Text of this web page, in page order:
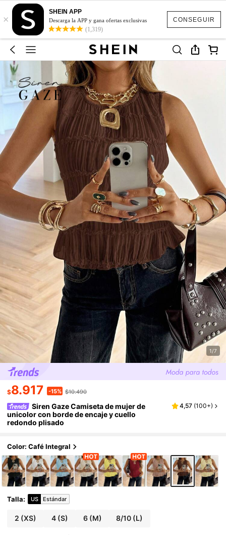
CONSEGUIR
×
SHEIN APP
Descarga la APP y gana ofertas exclusivas
(1,319)
1/7
$8.917 -15% $10.490
Siren Gaze Camiseta de mujer de
unicolor con borde de encaje y cuello
redondo plisado
4,57 (100+)
Color: Café Integral
Talla: US Estándar
2 (XS) 4(S) 6(M) 8/10 (L)